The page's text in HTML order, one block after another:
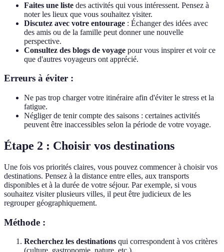
Faites une liste des activités qui vous intéressent. Pensez à
noter les lieux que vous souhaitez visiter.
Discutez avec votre entourage : Échanger des idées avec
des amis ou de la famille peut donner une nouvelle
perspective.
Consultez des blogs de voyage pour vous inspirer et voir ce
que d'autres voyageurs ont apprécié.
Erreurs à éviter :
Ne pas trop charger votre itinéraire afin d'éviter le stress et la
fatigue.
Négliger de tenir compte des saisons : certaines activités
peuvent être inaccessibles selon la période de votre voyage.
Étape 2 : Choisir vos destinations
Une fois vos priorités claires, vous pouvez commencer à choisir vos
destinations. Pensez à la distance entre elles, aux transports
disponibles et à la durée de votre séjour. Par exemple, si vous
souhaitez visiter plusieurs villes, il peut être judicieux de les
regrouper géographiquement.
Méthode :
Recherchez les destinations qui correspondent à vos critères